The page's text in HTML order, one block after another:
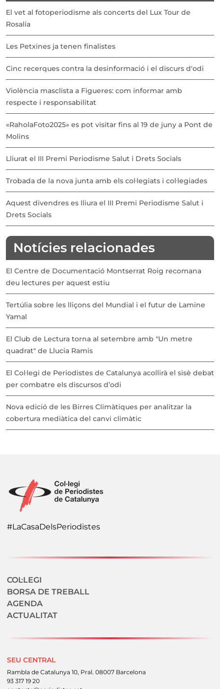
El vet al fotoperiodisme als concerts del Lux Tour de
Rosalía
Les Petxines ja tenen finalistes
Cinc recerques contra la desinformació i el discurs d'odi
Violència masclista a Figueres: com informar amb
respecte i responsabilitat
«RaholaFoto2025» es pot visitar fins al 19 de juny a Pont de
Molins
Lliurat el III Premi Periodisme Salut i Drets Socials
Trobada de la nova junta amb els col·legiats i col·legiades
Aquest divendres es lliura el III Premi Periodisme Salut i
Drets Socials
Notícies relacionades
El Centre de Documentació Montserrat Roig recomana
deu lectures per aquest estiu
Tertúlia sobre les lliçons del Mundial i el futur de Lamine
Yamal
El Club de Lectura torna al setembre amb "Un metre
quadrat" de Llucia Ramis
El Col·legi de Periodistes de Catalunya acollirà el sisè debat
per combatre els discursos d’odi
Nova edició de les Birres Climàtiques per analitzar la
cobertura mediàtica del canvi climàtic
#LaCasaDelsPeriodistes
Navegació secundaria
COL·LEGI
BORSA DE TREBALL
AGENDA
ACTUALITAT
SEU CENTRAL
Rambla de Catalunya 10, Pral. 08007 Barcelona
93 317 19 20